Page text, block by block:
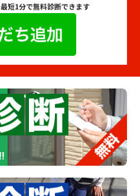
最短1分で無料診断できます